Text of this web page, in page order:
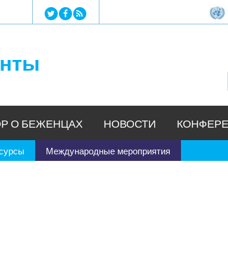
Jump to navigation
Международные мероприятия
О БЕЖЕНЦАХ НОВОСТИ